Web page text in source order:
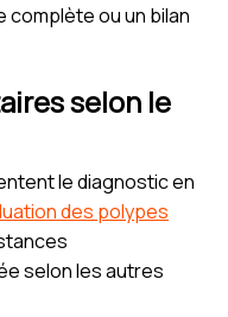
complète ou un bilan
selon le
le diagnostic en
des polypes
selon les autres